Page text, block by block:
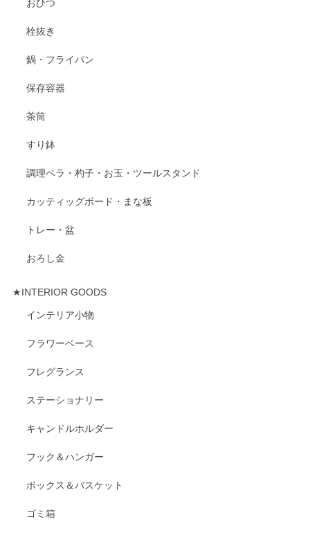
おひつ
栓抜き
鍋・フライパン
保存容器
茶筒
すり鉢
調理ベラ・杓子・お玉・ツールスタンド
カッティッグボード・まな板
トレー・盆
おろし金
★INTERIOR GOODS
インテリア小物
フラワーベース
フレグランス
ステーショナリー
キャンドルホルダー
フック＆ハンガー
ボックス＆バスケット
ゴミ箱